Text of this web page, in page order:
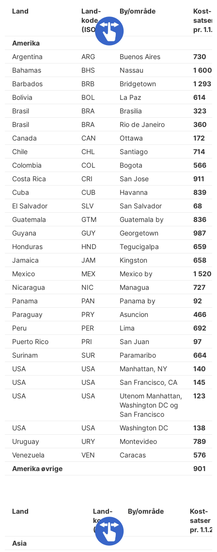
Land
Land-
kode
(ISO)
By/område
Kost-
satser
pr.
Amerika
Argentina
ARG Buenos Aires
730
Bahamas
BHS Nassau
1 600
Barbados
BRB Bridgetown
1 293
Bolivia
BOL La Paz
614
Brasil
BRA Brasilia
323
Brasil
BRA Rio de Janeiro
360
Canada
CAN Ottawa
172
Chile
CHL Santiago
714
Colombia
COL Bogota
566
Costa Rica
CRI San Jose
911
Cuba
CUB Havanna
839
El Salvador
SLV San Salvador
68
Guatemala
GTM Guatemala by
836
Guyana
GUY Georgetown
987
Honduras
HND Tegucigalpa
659
Jamaica
JAM Kingston
658
Mexico
MEX Mexico by
1 520
Nicaragua
NIC Managua
727
Panama
PAN Panama by
92
Paraguay
PRY Asuncion
466
Peru
PER Lima
692
Puerto Rico
PRI San Juan
97
Surinam
SUR Paramaribo
664
USA
USA Manhattan, NY
140
USA
USA San Francisco, CA
145
USA
USA
Utenom Manhattan,
Washington DC og
San Francisco
123
USA USA Washington DC
138
Uruguay
URY Montevideo
789
Venezuela
VEN Caracas
576
Amerika øvrige
901
Land
Land-
kode
(ISO)
By/område
Kost-
satser
pr.
Asia